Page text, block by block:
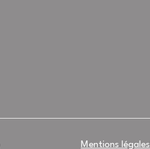
Mentions légales